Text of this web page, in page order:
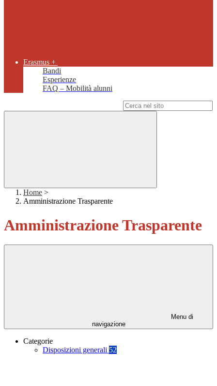
Erasmus +
Bandi
Esperienze
FAQ – Mobilità alunni
Home >
Amministrazione Trasparente
Amministrazione Trasparente
Menu di
navigazione
Categorie
Disposizioni generali 52